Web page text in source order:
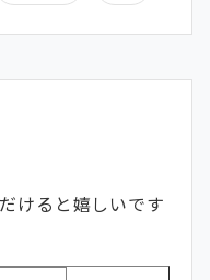
けると嬉しいです